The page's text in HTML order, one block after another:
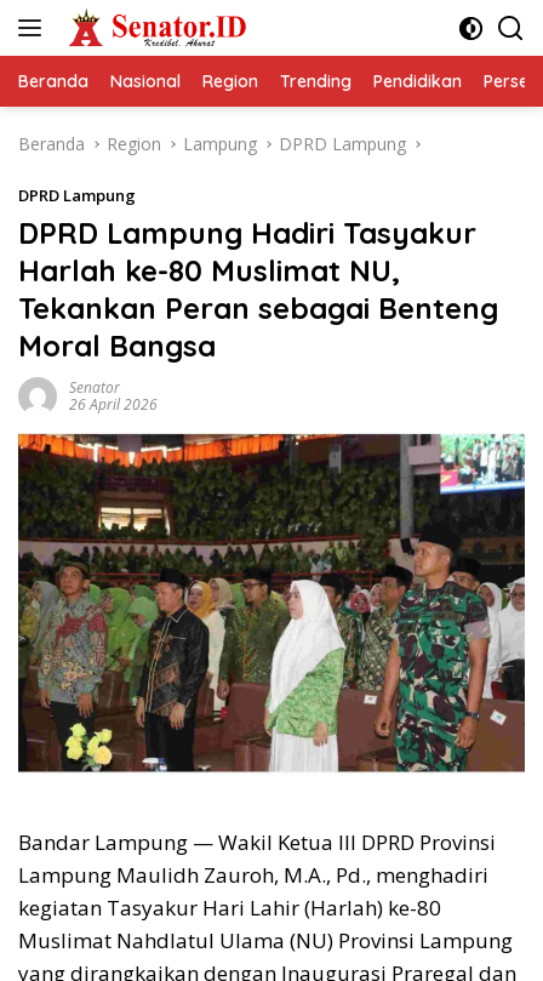
Beranda Nasional Region Trending Pendidikan
Beranda Region Lampung DPRD Lampung
DPRD Lampung
DPRD Lampung Hadiri Tasyakur
Harlah ke-80 Muslimat NU,
Tekankan Peran sebagai Benteng
Moral Bangsa
Senator
26 April 2026
Bandar Lampung — Wakil Ketua III DPRD Provinsi
Lampung Maulidh Zauroh, M.A., Pd., menghadiri
kegiatan Tasyakur Hari Lahir (Harlah) ke-80
Muslimat Nahdlatul Ulama (NU) Provinsi Lampung
yang dirangkaikan dengan Inaugurasi Praregal dan